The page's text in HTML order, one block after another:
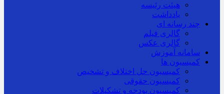
هیئت رئیسه
یادداشت
چند رسانه ای
گالری فیلم
گالری عکس
سامانه آموزش
کمیسیون ها
کمیسیون حل اختلاف و تشخیص
کمیسیون حقوقی
کمیسیون بودجه و تشکیلات